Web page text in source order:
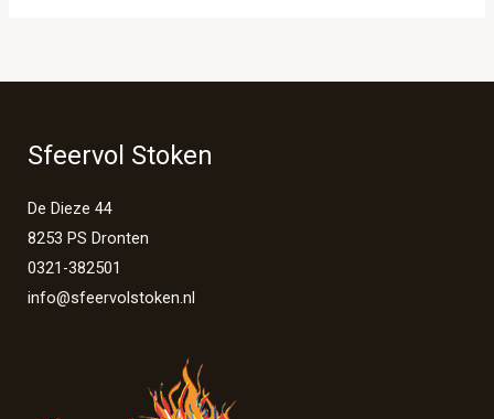
Sfeervol Stoken
De Dieze 44
8253 PS Dronten
0321-382501
info@sfeervolstoken.nl